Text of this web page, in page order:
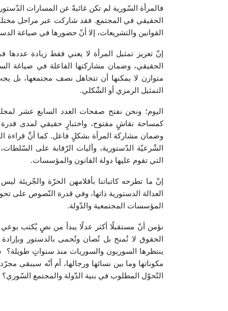
فالمرأة السّورية لم تكن غائبةً عن المسارات
الحقيقي في المجتمع. فقد شاركت عبر مراحل
القوانين والتشريعات، إلا أنّ حضورها في صياغة
إنّ تعزيز تمثيل المرأة لا يعني فقط زيادة
الحقيقي، وضمان مشاركتها الفاعلة في صياغة
متوازن لا يمكنها أن تتجاهل نصف مجتمعها، بل
التمثيل الرمزي أو الشّكلي.
اليوم؛ ونحن نفتح صفحات العدد السابع عشر
كمساحة نقاشٍ مفتوح، واختبارٍ حقيقي لمدى قدرة
وضمان مشاركة المرأة بشكلٍ فاعل. كما أنَّ قراءة
الشّرعيّة الدّستورية، وآليات الرّقابة على
التي تقوم عليها دولة القانون والمؤسسات.
إنّ ما تطرحه كاتباتنا بأقلامهن الحرّة والجّريئة
العدالة الدستورية ذاتها، وفي قدرة النّصوص على
المؤسسات المجتمعية والدّولة.
نؤمن أنّ مستقبلًا أكثر عدلًا يبدأ من نصٍ يُكتب
الحقوق لا تُمنح بل تُصان وتُحمى بالدستور
ينتظرها السوريون والسوريات منذ سنواتٍ طويلة؟
مكوناتها وما بين نسائها ورجالها، أم أنّه
التّحوّل المطلوب في بنية الدّولة والمجتمع السّوري؟